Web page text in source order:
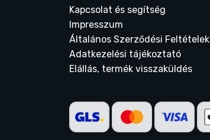
Kapcsolat és segítség
Impresszum
Általános Szerződési Feltételek
Adatkezelési tájékoztató
Elállás, termék visszaküldés